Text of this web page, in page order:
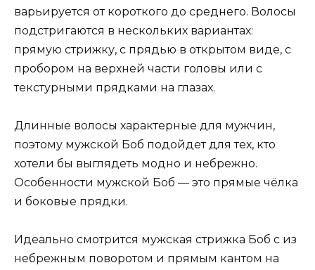
варьируется от короткого до среднего. Волосы
подстригаются в нескольких вариантах:
прямую стрижку, с прядью в открытом виде, с
пробором на верхней части головы или с
текстурными прядками на глазах.
Длинные волосы характерные для мужчин,
поэтому мужской Боб подойдет для тех, кто
хотели бы выглядеть модно и небрежно.
Особенности мужской Боб — это прямые чёлка
и боковые прядки.
Идеально смотрится мужская стрижка Боб с из
небрежным поворотом и прямым кантом на